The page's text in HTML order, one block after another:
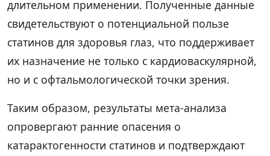
длительном применении. Полученные данные
свидетельствуют о потенциальной пользе
статинов для здоровья глаз, что поддерживает
их назначение не только с кардиоваскулярной,
но и с офтальмологической точки зрения.
Таким образом, результаты мета-анализа
опровергают ранние опасения о
катарактогенности статинов и подтверждают